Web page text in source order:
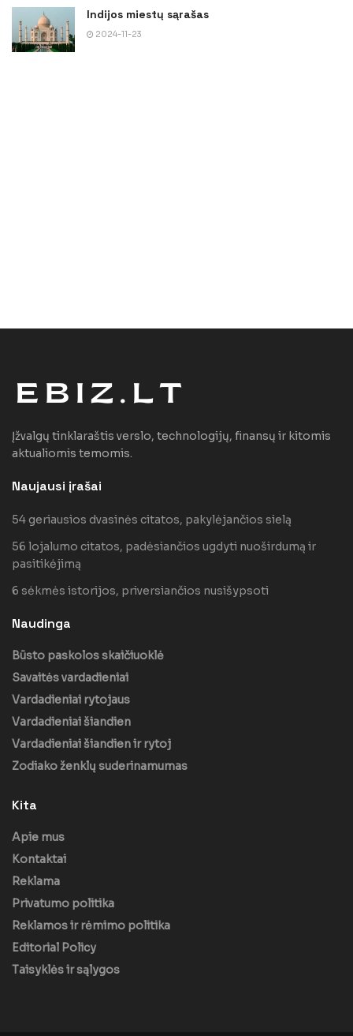
Indijos miestų sąrašas
2024-11-23
Įžvalgų tinklaraštis verslo, technologijų, finansų ir kitomis
aktualiomis temomis.
Naujausi įrašai
54 geriausios dvasinės citatos, pakylėjančios sielą
56 lojalumo citatos, padėsiančios ugdyti nuoširdumą ir
pasitikėjimą
6 sėkmės istorijos, priversiančios nusišypsoti
Naudinga
Būsto paskolos skaičiuoklė
Savaitės vardadieniai
Vardadieniai rytojaus
Vardadieniai šiandien
Vardadieniai šiandien ir rytoj
Zodiako ženklų suderinamumas
Kita
Apie mus
Kontaktai
Reklama
Privatumo politika
Reklamos ir rėmimo politika
Editorial Policy
Taisyklės ir sąlygos